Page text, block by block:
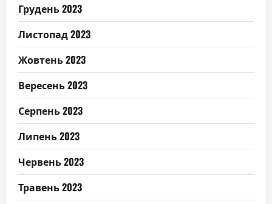
Грудень 2023
Листопад 2023
Жовтень 2023
Вересень 2023
Серпень 2023
Липень 2023
Червень 2023
Травень 2023